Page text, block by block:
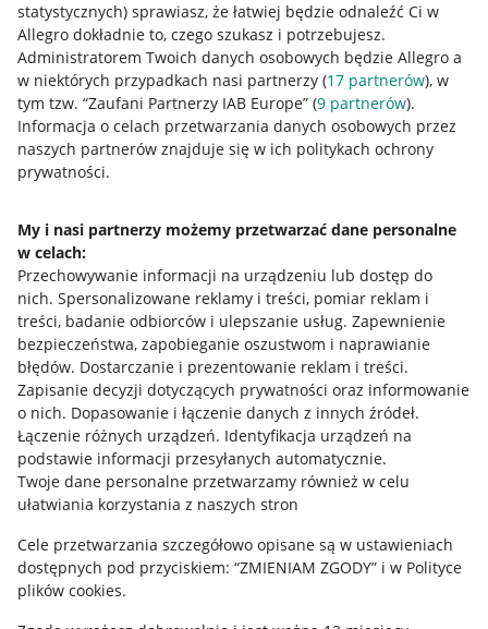
statystycznych) sprawiasz, że łatwiej będzie odnaleźć Ci w
Allegro dokładnie to, czego szukasz i potrzebujesz.
Administratorem Twoich danych osobowych będzie Allegro a
w niektórych przypadkach nasi partnerzy (17 partnerów), w
tym tzw. “Zaufani Partnerzy IAB Europe” (9 partnerów).
Informacja o celach przetwarzania danych osobowych przez
naszych partnerów znajduje się w ich politykach ochrony
prywatności.
My i nasi partnerzy możemy przetwarzać dane personalne
w celach:
Przechowywanie informacji na urządzeniu lub dostęp do
nich. Spersonalizowane reklamy i treści, pomiar reklam i
treści, badanie odbiorców i ulepszanie usług. Zapewnienie
bezpieczeństwa, zapobieganie oszustwom i naprawianie
błędów. Dostarczanie i prezentowanie reklam i treści.
Zapisanie decyzji dotyczących prywatności oraz informowanie
o nich. Dopasowanie i łączenie danych z innych źródeł.
Łączenie różnych urządzeń. Identyfikacja urządzeń na
podstawie informacji przesyłanych automatycznie.
Twoje dane personalne przetwarzamy również w celu
ułatwiania korzystania z naszych stron
Cele przetwarzania szczegółowo opisane są w ustawieniach
dostępnych pod przyciskiem: “ZMIENIAM ZGODY” i w Polityce
plików cookies.
Przydatne informacje
Jak to działa
Allegro Gadane dla sprzedających
Allegro Gadane dla kupujących
Mapa miejscowości
Informacje prawne
Regulamin
Polityka plików "cookies"
Ustawienia plików "cookies"
Udostępnianie lokalizacji
Informacje dla Aktu o Usługach Cyfrowych